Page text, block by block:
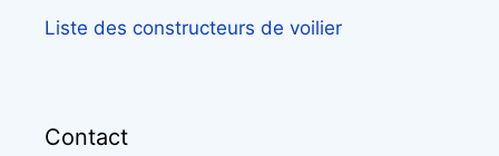
Liste des constructeurs de voilier
Contact